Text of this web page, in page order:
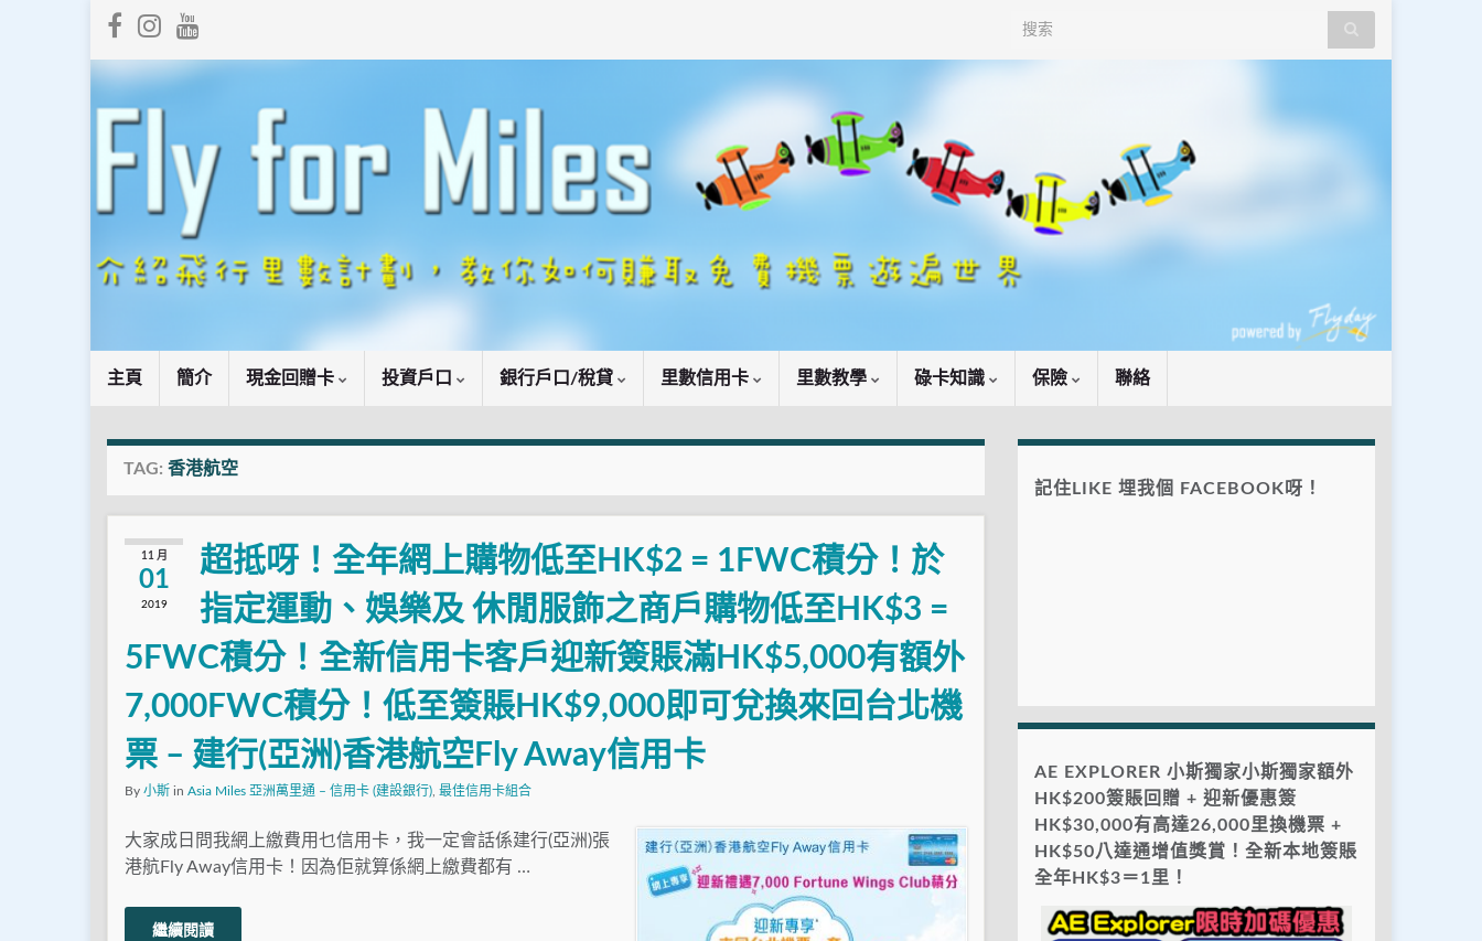
Search for:
主頁 簡介 現金回贈卡 投資戶口 銀行戶口/稅貸 里數信用卡 里數教學 碌卡知識 保險 聯絡
TAG: 香港航空
11 月
01
2019
超抵呀！全年網上購物低至HK$2 = 1FWC積分！於
指定運動、娛樂及 休閒服飾之商戶購物低至HK$3 =
5FWC積分！全新信用卡客戶迎新簽賬滿HK$5,000有額外
7,000FWC積分！低至簽賬HK$9,000即可兌換來回台北機
票 – 建行(亞洲)香港航空Fly Away信用卡
By 小斯 in Asia Miles 亞洲萬里通 – 信用卡 (建設銀行) 最佳信用卡組合
大家成日問我網上繳費用乜信用卡，我一定會話係建行(亞洲)張
港航Fly Away信用卡！因為佢就算係網上繳費都有 …
繼續閱讀
記住LIKE 埋我個 FACEBOOK呀！
AE EXPLORER 小斯獨家小斯獨家額外
HK$200簽賬回贈 + 迎新優惠簽
HK$30,000有高達26,000里換機票 +
HK$50八達通增值獎賞！全新本地簽賬
全年HK$3＝1里！